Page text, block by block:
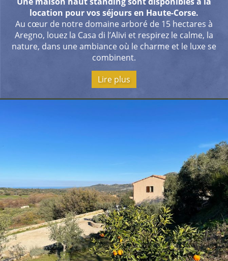
location pour vos séjours en Haute-Corse.
Au cœur de notre domaine arboré de 15 hectares à
Aregno, louez la Casa di l’Alivi et respirez le calme, la
nature, dans une ambiance où le charme et le luxe se
combinent.
Lire plus